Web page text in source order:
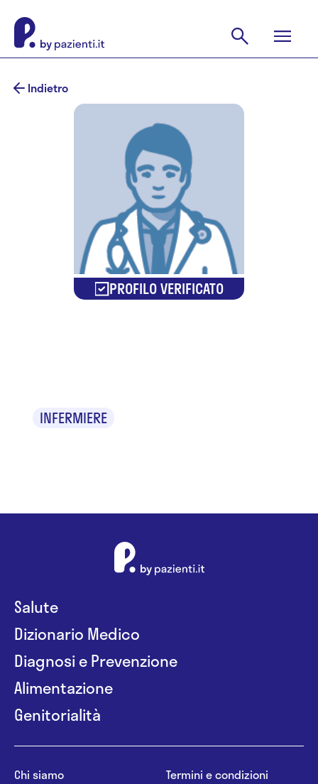
Indietro
PROFILO VERIFICATO
INFERMIERE
Salute
Dizionario Medico
Diagnosi e Prevenzione
Alimentazione
Genitorialità
Chi siamo
Termini e condizioni